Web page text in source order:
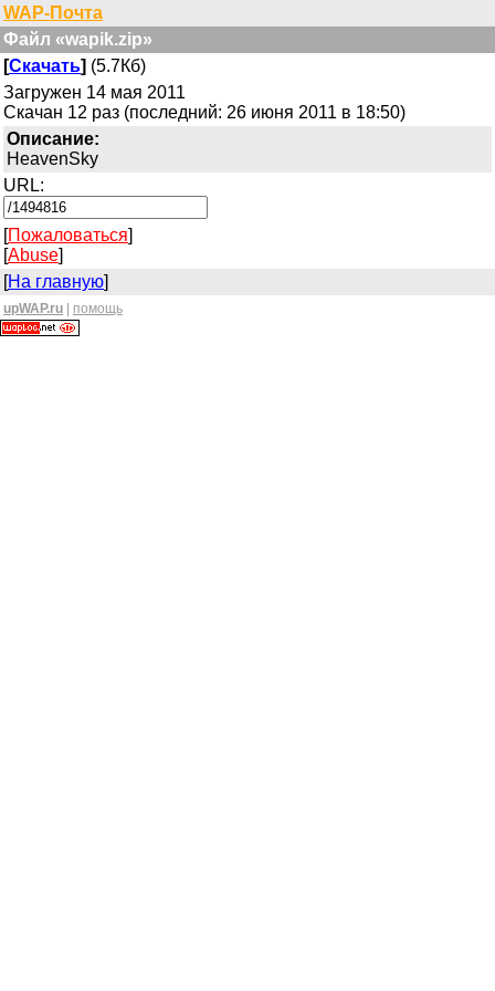
WAP-Почта
Файл «wapik.zip»
[Скачать] (5.7Кб)
Загружен 14 мая 2011
Скачан 12 раз (последний: 26 июня 2011 в 18:50)
Описание:
HeavenSky
URL:
[Пожаловаться]
[Abuse]
[На главную]
upWAP.ru помощь